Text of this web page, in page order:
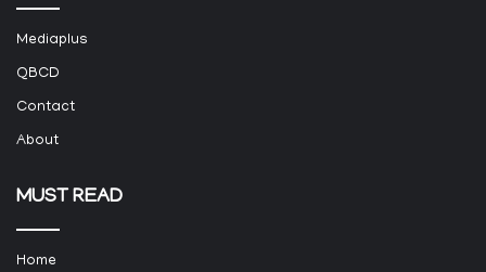
Mediaplus
QBCD
Contact
About
MUST READ
Home